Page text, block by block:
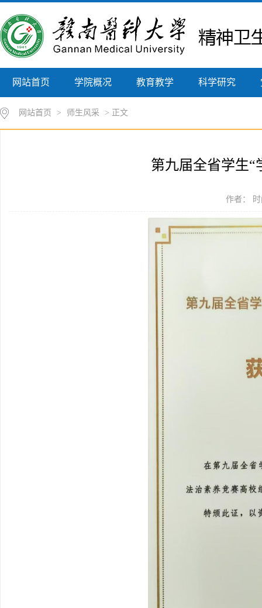
网站首页 学院概况 教育教学 科学研究
网站首页 > 师生风采 > 正文
第九届全省学生“
作者： 时